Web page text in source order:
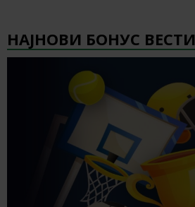
НАЈНОВИ БОНУС ВЕСТИ